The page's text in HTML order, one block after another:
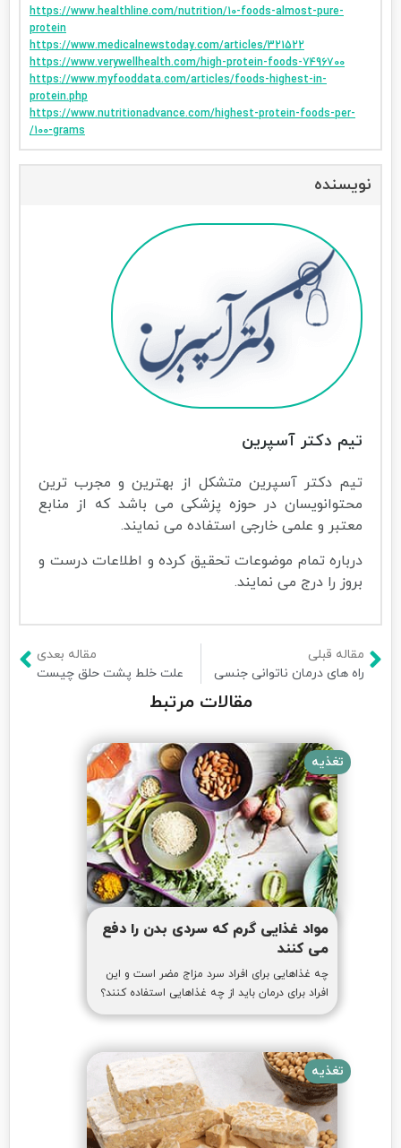
https://www.healthline.com/nutrition/10-foods-almost-pure-
protein
https://www.medicalnewstoday.com/articles/321522
https://www.verywellhealth.com/high-protein-foods-7496700
https://www.myfooddata.com/articles/foods-highest-in-
protein.php
https://www.nutritionadvance.com/highest-protein-foods-per-
100-grams/
نویسنده
تیم دکتر آسپرین
تیم دکتر آسپرین متشکل از بهترین و مجرب ترین
محتوانویسان در حوزه پزشکی می باشد که از منابع
معتبر و علمی خارجی استفاده می نمایند.
درباره تمام موضوعات تحقیق کرده و اطلاعات درست و
بروز را درج می نمایند.
مقاله قبلی
راه های درمان ناتوانی جنسی
مقاله بعدی
علت خلط پشت حلق چیست
مقالات مرتبط
تغذیه
مواد غذایی گرم که سردی بدن را دفع
می کنند
چه غذاهایی برای افراد سرد مزاج مضر است و این
افراد برای درمان باید از چه غذاهایی استفاده کنند؟
تغذیه